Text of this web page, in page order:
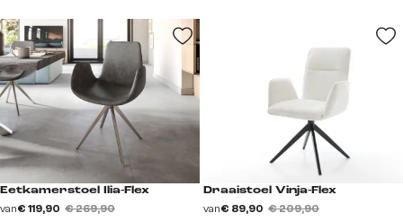
Eetkamerstoel Ilia-Flex
van€ 119,90 € 269,90
Draaistoel Vinja-Flex
van€ 89,90 € 209,90